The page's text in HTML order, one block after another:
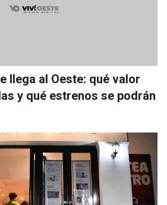
llega al Oeste: qué valor
y qué estrenos se podrán